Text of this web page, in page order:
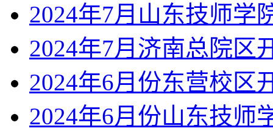
2024年7月山东技师学
2024年7月济南总院区
2024年6月份东营校区
2024年6月份山东技师